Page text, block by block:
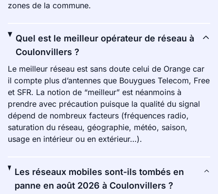
zones de la commune.
Quel est le meilleur opérateur de réseau à
Coulonvillers ?
Le meilleur réseau est sans doute celui de Orange car
il compte plus d’antennes que Bouygues Telecom, Free
et SFR. La notion de “meilleur” est néanmoins à
prendre avec précaution puisque la qualité du signal
dépend de nombreux facteurs (fréquences radio,
saturation du réseau, géographie, météo, saison,
usage en intérieur ou en extérieur…).
Les réseaux mobiles sont-ils tombés en
panne en août 2026 à Coulonvillers ?